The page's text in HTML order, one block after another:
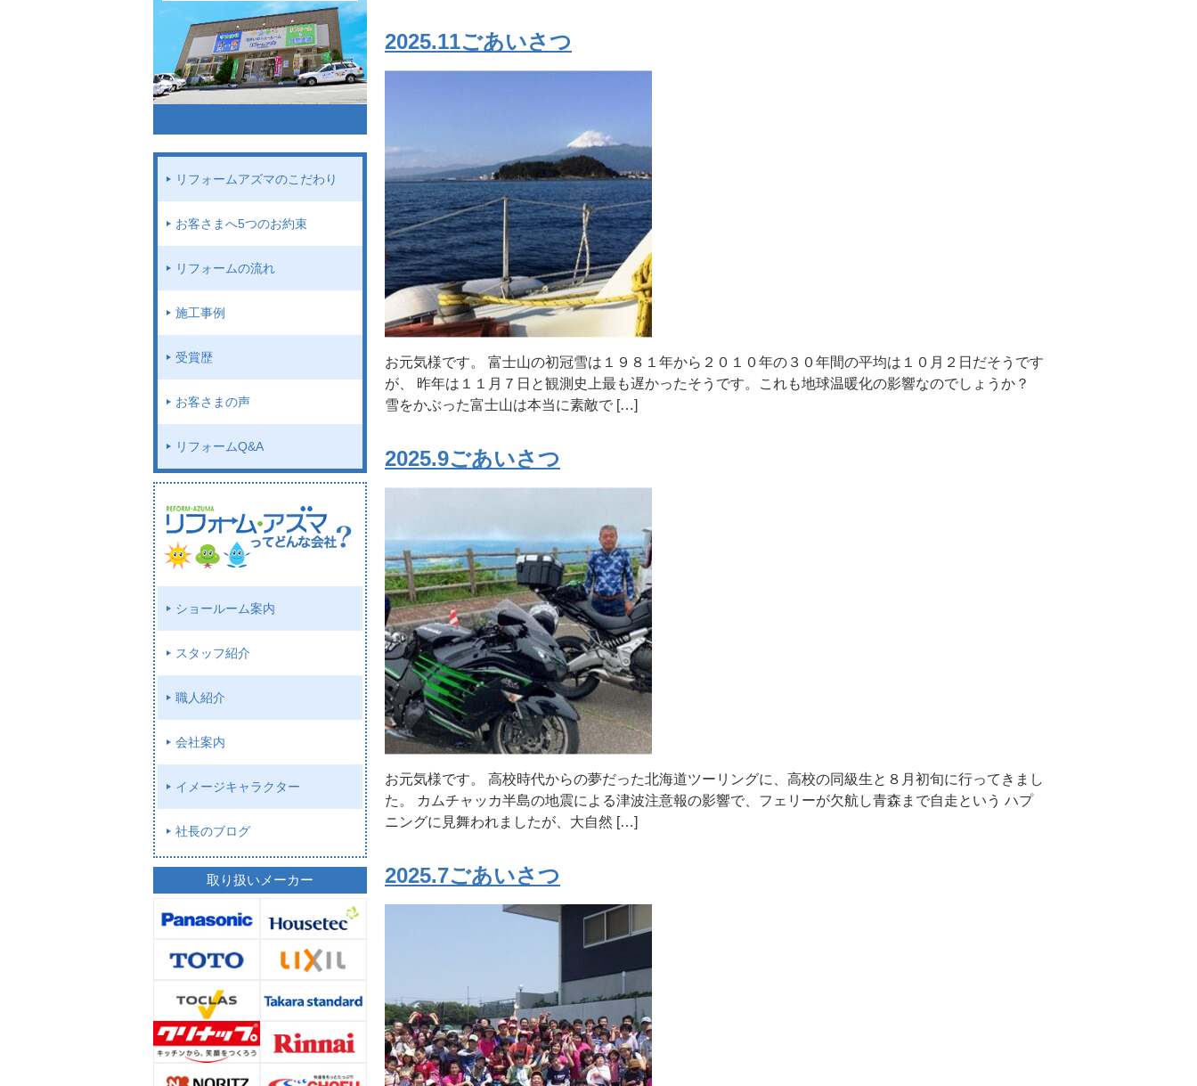
2025.11ごあいさつ
お元気様です。 富士山の初冠雪は１９８１年から２０１０年の３０年間の平均は１０月２日だそうです
が、 昨年は１１月７日と観測史上最も遅かったそうです。これも地球温暖化の影響なのでしょうか？
雪をかぶった富士山は本当に素敵で […]
2025.9ごあいさつ
お元気様です。 高校時代からの夢だった北海道ツーリングに、高校の同級生と８月初旬に行ってきまし
た。 カムチャッカ半島の地震による津波注意報の影響で、フェリーが欠航し青森まで自走という ハプ
ニングに見舞われましたが、大自然 […]
2025.7ごあいさつ
リフォームアズマのこだわり
お客さまへ5つのお約束
リフォームの流れ
施工事例
受賞歴
お客さまの声
リフォームQ&A
ショールーム案内
スタッフ紹介
職人紹介
会社案内
イメージキャラクター
社長のブログ
取り扱いメーカー